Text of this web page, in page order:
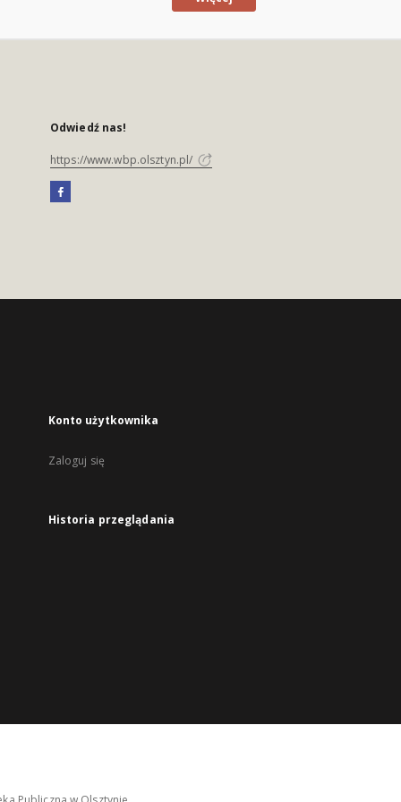
Odwiedź nas!
https://www.wbp.olsztyn.pl/
Konto użytkownika
Zaloguj się
Historia przeglądania